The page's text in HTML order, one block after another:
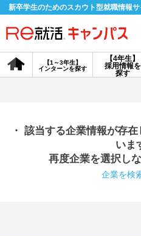
新卒学生のためのスカウト型就職情報サ
【4年生】
採用情報を
探す
【1～3年生】
インターンを探す
会員登録
探す
【4年
説明会
・ 該当する企業情報が存
いま
再度企業を選択し
企業を検